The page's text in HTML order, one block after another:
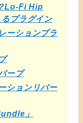
Lo-Fi Hip
プラグイン
ーションプラ
ーブ
ションリバー
」